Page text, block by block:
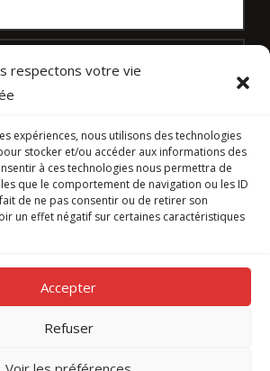
respectons votre vie
expériences, nous utilisons des technologies
stocker et/ou accéder aux informations des
à ces technologies nous permettra de
que le comportement de navigation ou les ID
de ne pas consentir ou de retirer son
un effet négatif sur certaines caractéristiques
Accepter
Refuser
7/7j.
de dépannage disponible tous
de problème ou de panne,
contact immédiatement avec
équipe d’intervention au